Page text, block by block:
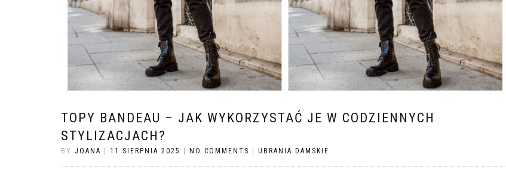
TOPY BANDEAU – JAK WYKORZYSTAĆ JE W CODZIENNYCH
STYLIZACJACH?
BY JOANA 11 SIERPNIA 2025 NO COMMENTS UBRANIA DAMSKIE